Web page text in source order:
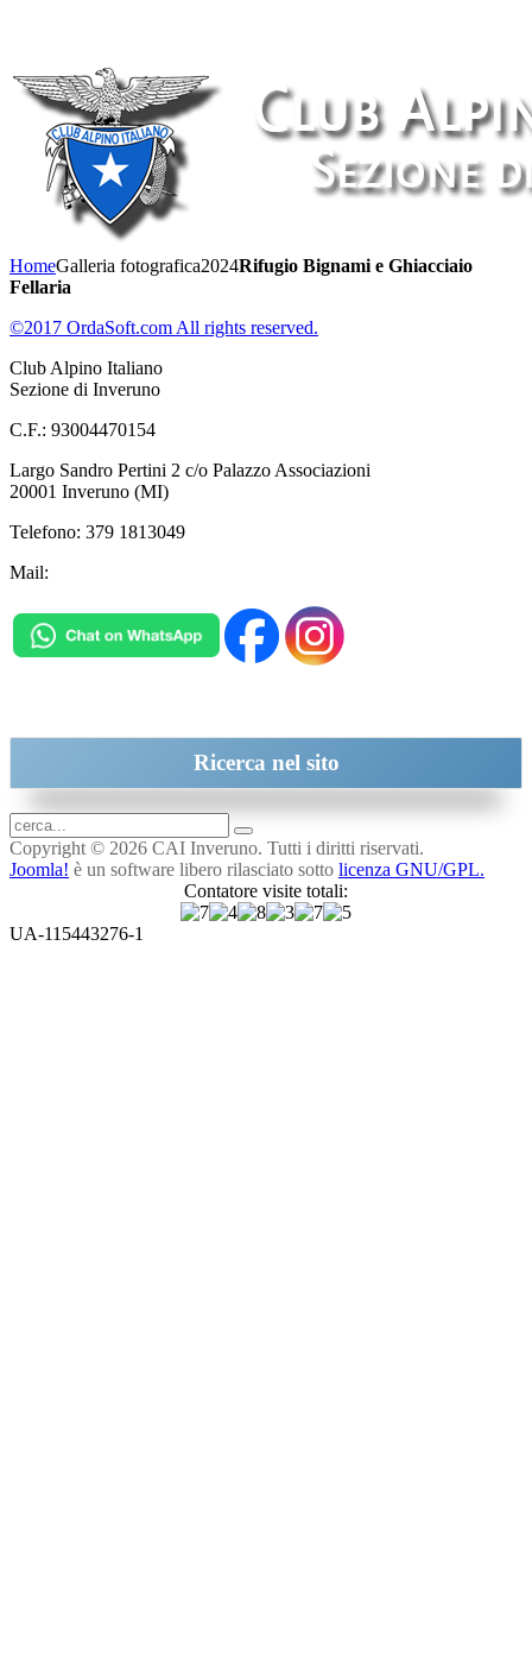
HomeGalleria fotografica2024Rifugio Bignami e Ghiacciaio
Fellaria
©2017 OrdaSoft.com All rights reserved.
Club Alpino Italiano
Sezione di Inveruno
C.F.: 93004470154
Largo Sandro Pertini 2 c/o Palazzo Associazioni
20001 Inveruno (MI)
Telefono: 379 1813049
Mail:
Ricerca nel sito
Copyright © 2026 CAI Inveruno. Tutti i diritti riservati.
Joomla! è un software libero rilasciato sotto licenza GNU/GPL.
Contatore visite totali:
UA-115443276-1